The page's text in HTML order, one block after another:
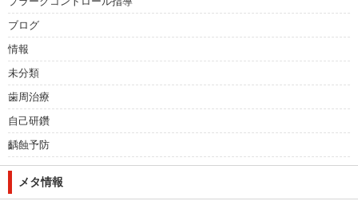
ブログ
情報
未分類
歯周治療
自己研鑽
齲蝕予防
メタ情報